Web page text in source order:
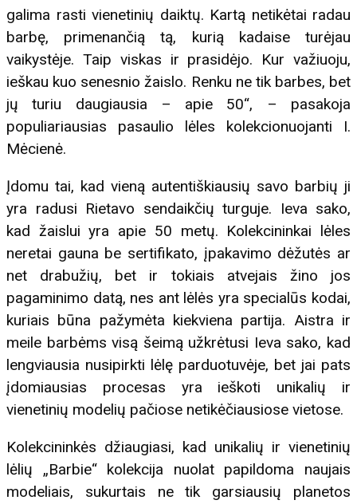
galima rasti vienetinių daiktų. Kartą netikėtai radau
barbę, primenančią tą, kurią kadaise turėjau
vaikystėje. Taip viskas ir prasidėjo. Kur važiuoju,
ieškau kuo senesnio žaislo. Renku ne tik barbes, bet
jų turiu daugiausia – apie 50“, – pasakoja
populiariausias pasaulio lėles kolekcionuojanti I.
Mėcienė.
Įdomu tai, kad vieną autentiškiausių savo barbių ji
yra radusi Rietavo sendaikčių turguje. Ieva sako,
kad žaislui yra apie 50 metų. Kolekcininkai lėles
neretai gauna be sertifikato, įpakavimo dėžutės ar
net drabužių, bet ir tokiais atvejais žino jos
pagaminimo datą, nes ant lėlės yra specialūs kodai,
kuriais būna pažymėta kiekviena partija. Aistra ir
meile barbėms visą šeimą užkrėtusi Ieva sako, kad
lengviausia nusipirkti lėlę parduotuvėje, bet jai pats
įdomiausias procesas yra ieškoti unikalių ir
vienetinių modelių pačiose netikėčiausiose vietose.
Kolekcininkės džiaugiasi, kad unikalių ir vienetinių
lėlių „Barbie“ kolekcija nuolat papildoma naujais
modeliais, sukurtais ne tik garsiausių planetos